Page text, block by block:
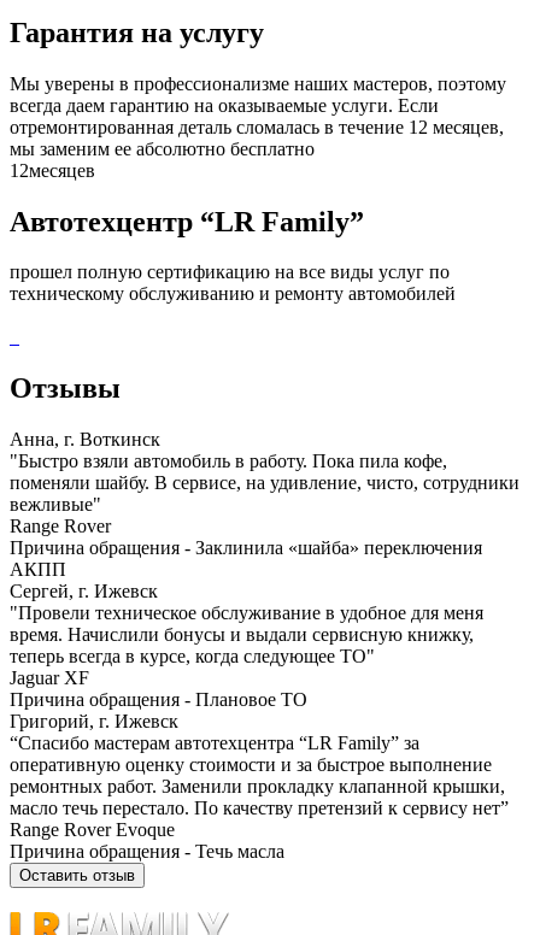
Гарантия на услугу
Мы уверены в профессионализме наших мастеров, поэтому
всегда даем гарантию на оказываемые услуги. Если
отремонтированная деталь сломалась в течение 12 месяцев,
мы заменим ее абсолютно бесплатно
12месяцев
Автотехцентр “LR Family”
прошел полную сертификацию на все виды услуг по
техническому обслуживанию и ремонту автомобилей
Отзывы
Анна, г. Воткинск
"Быстро взяли автомобиль в работу. Пока пила кофе,
поменяли шайбу. В сервисе, на удивление, чисто, сотрудники
вежливые"
Range Rover
Причина обращения - Заклинила «шайба» переключения
АКПП
Сергей, г. Ижевск
"Провели техническое обслуживание в удобное для меня
время. Начислили бонусы и выдали сервисную книжку,
теперь всегда в курсе, когда следующее ТО"
Jaguar XF
Причина обращения - Плановое ТО
Григорий, г. Ижевск
“Спасибо мастерам автотехцентра “LR Family” за
оперативную оценку стоимости и за быстрое выполнение
ремонтных работ. Заменили прокладку клапанной крышки,
масло течь перестало. По качеству претензий к сервису нет”
Range Rover Evoque
Причина обращения - Течь масла
Оставить отзыв